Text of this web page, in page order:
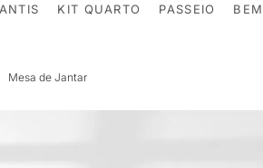
KIT QUARTO PASSEIO
Mesa de Jantar